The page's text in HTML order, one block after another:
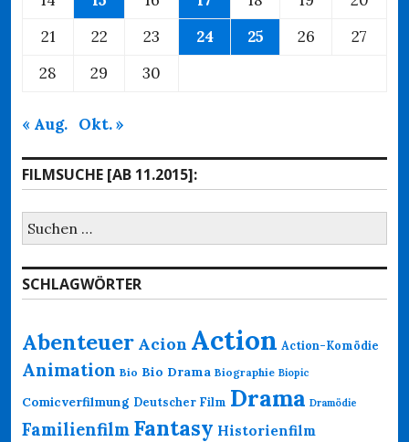
21
22 23 24 25 26
27
28
29 30
« Aug. Okt. »
FILMSUCHE [AB 11.2015]:
Suchen
nach:
SCHLAGWÖRTER
Abenteuer Acion Action Action-Komödie
Animation Bio Bio Drama Biographie Biopic
Comicverfilmung Deutscher Film Drama Dramödie
Familienfilm Fantasy Historienfilm